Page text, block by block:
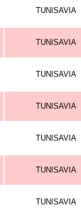
TUNISAVIA
TUNISAVIA
TUNISAVIA
TUNISAVIA
TUNISAVIA
TUNISAVIA
TUNISAVIA